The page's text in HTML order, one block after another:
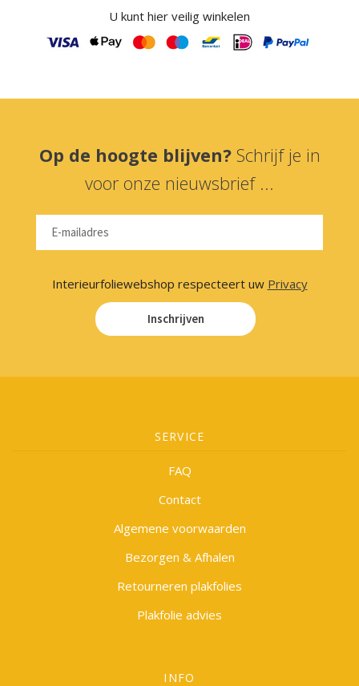
U kunt hier veilig winkelen
Op de hoogte blijven? Schrijf je in
voor onze nieuwsbrief ...
Interieurfoliewebshop respecteert uw Privacy
Inschrijven
SERVICE
FAQ
Contact
Algemene voorwaarden
Bezorgen & Afhalen
Retourneren plakfolies
Plakfolie advies
INFO